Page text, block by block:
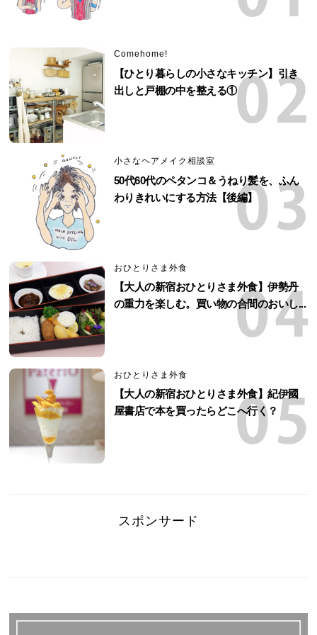
Comehome!
【ひとり暮らしの小さなキッチン】引き
出しと戸棚の中を整える①
小さなヘアメイク相談室
50代60代のペタンコ＆うねり髪を、ふん
わりきれいにする方法【後編】
おひとりさま外食
【大人の新宿おひとりさま外食】伊勢丹
の重力を楽しむ。買い物の合間のおいし...
おひとりさま外食
【大人の新宿おひとりさま外食】紀伊國
屋書店で本を買ったらどこへ行く？
スポンサード